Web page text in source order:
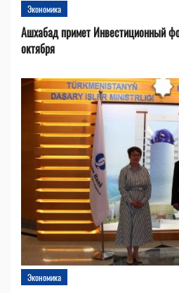
Экономика
Ашхабад примет Инвестиционный
октября
Экономика